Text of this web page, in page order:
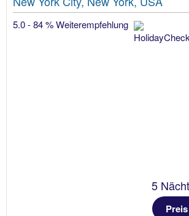
5.0 - 84 % Weiterempfehlung
5